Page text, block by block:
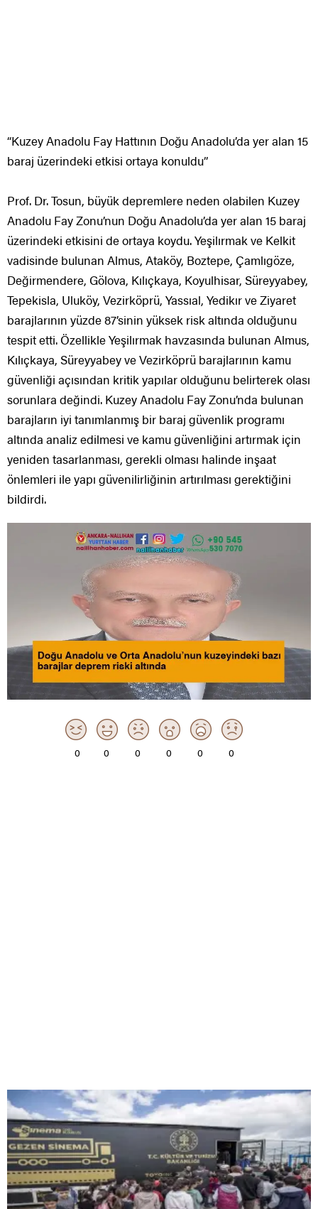
“Kuzey Anadolu Fay Hattının Doğu Anadolu’da yer alan 15
baraj üzerindeki etkisi ortaya konuldu”
Prof. Dr. Tosun, büyük depremlere neden olabilen Kuzey
Anadolu Fay Zonu’nun Doğu Anadolu’da yer alan 15 baraj
üzerindeki etkisini de ortaya koydu. Yeşilırmak ve Kelkit
vadisinde bulunan Almus, Ataköy, Boztepe, Çamlıgöze,
Değirmendere, Gölova, Kılıçkaya, Koyulhisar, Süreyyabey,
Tepekisla, Uluköy, Vezirköprü, Yassıal, Yedikır ve Ziyaret
barajlarının yüzde 87’sinin yüksek risk altında olduğunu
tespit etti. Özellikle Yeşilırmak havzasında bulunan Almus,
Kılıçkaya, Süreyyabey ve Vezirköprü barajlarının kamu
güvenliği açısından kritik yapılar olduğunu belirterek olası
sorunlara değindi. Kuzey Anadolu Fay Zonu’nda bulunan
barajların iyi tanımlanmış bir baraj güvenlik programı
altında analiz edilmesi ve kamu güvenliğini artırmak için
yeniden tasarlanması, gerekli olması halinde inşaat
önlemleri ile yapı güvenilirliğinin artırılması gerektiğini
bildirdi.
0 0 0 0 0 0